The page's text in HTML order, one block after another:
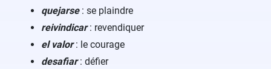
quejarse: se plaindre
reivindicar: revendiquer
el valor: le courage
desafiar: défier